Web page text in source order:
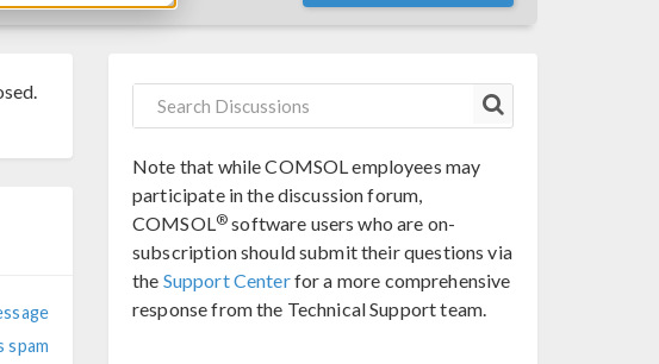
spam
Note that while COMSOL employees may
participate in the discussion forum,
COMSOL® software users who are on-
subscription should submit their questions via
the Support Centerfor a more comprehensive
response from the Technical Support team.